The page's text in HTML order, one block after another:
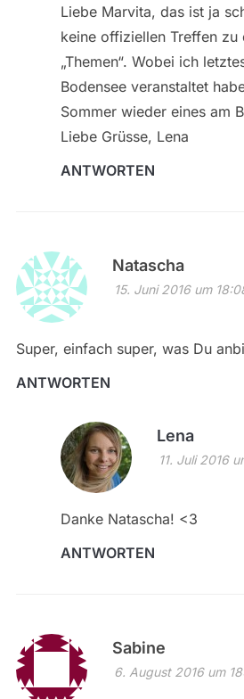
Liebe Marvita, das ist ja
keine offiziellen Treffen zu
„Themen“. Wobei ich
Bodensee veranstaltet
Sommer wieder eines am
Liebe Grüsse, Lena
ANTWORTEN
Natascha
15. Juni 2016 um
Super, einfach super, was Du
ANTWORTEN
Lena
11. Juli 2016
Danke Natascha! <3
ANTWORTEN
Sabine
6. August 2016 um